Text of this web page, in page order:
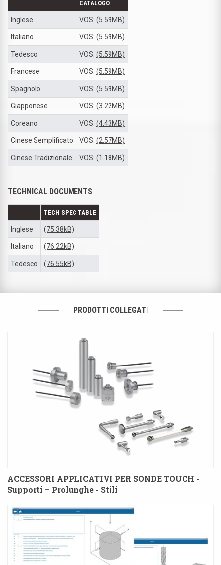
CATALOGO
Inglese VOS: (5.59MB)
Italiano VOS: (5.59MB)
Tedesco VOS: (5.59MB)
Francese VOS: (5.59MB)
Spagnolo VOS: (5.59MB)
Giapponese VOS: (3.22MB)
Coreano VOS: (4.43MB)
Cinese Semplificato VOS: (2.57MB)
Cinese Tradizionale VOS: (1.18MB)
TECHNICAL DOCUMENTS
TECH SPEC TABLE
Inglese (75.38kB)
Italiano (76.22kB)
Tedesco (76.55kB)
PRODOTTI COLLEGATI
ACCESSORI APPLICATIVI PER SONDE TOUCH -
Supporti – Prolunghe - Stili